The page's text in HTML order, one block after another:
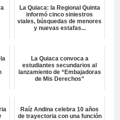
La Quiaca: la Regional Quinta
informó cinco siniestros
viales, búsquedas de menores
y nuevas estafas...
La Quiaca convoca a
estudiantes secundarios al
lanzamiento de “Embajadoras
de Mis Derechos”
Raíz Andina celebra 10 años
de trayectoria con una función